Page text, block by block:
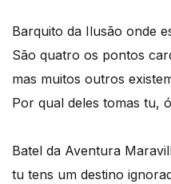
Barquito da Ilusão onde
São quatro os pontos
mas muitos outros
Por qual deles tomas tu,
Batel da Aventura
tu tens um destino